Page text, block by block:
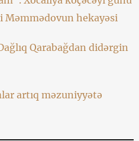
Məmmədovun hekayəsi
Qarabağdan didərgin
artıq məzuniyyətə